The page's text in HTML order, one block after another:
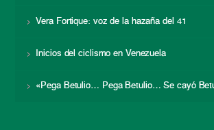
Vera Fortique: voz de la hazaña del 41
Inicios del ciclismo en Venezuela
«Pega Betulio… Pega Betulio… Se cayó